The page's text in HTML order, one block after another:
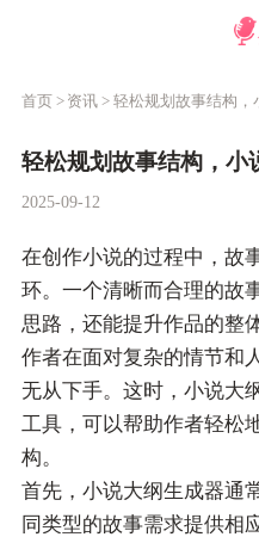
首页 > 资讯 > 轻松规划故事结构，
轻松规划故事结构，小
2025-09-12
在创作小说的过程中，故
环。一个清晰而合理的故
思路，还能提升作品的整
作者在面对复杂的情节和
无从下手。这时，小说大
工具，可以帮助作者轻松
构。
首先，小说大纲生成器通
同类型的故事需求提供相